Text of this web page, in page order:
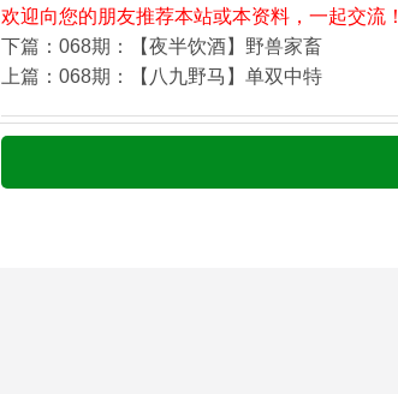
欢迎向您的朋友推荐本站或本资料，一起交流！
下篇：068期：【夜半饮酒】野兽家畜
上篇：068期：【八九野马】单双中特